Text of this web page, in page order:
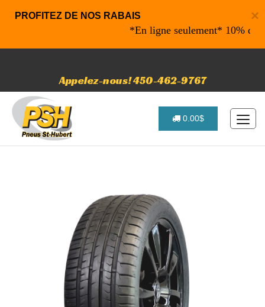
×
PROFITEZ DE NOS RABAIS
*En ligne seulement* 10% de
Appelez-nous! 450-462-9767
0.00$